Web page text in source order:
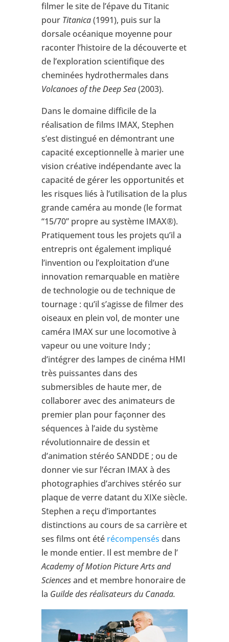
filmer le site de l’épave du Titanic
pour Titanica(1991), puis sur la
dorsale océanique moyenne pour
raconter l’histoire de la découverte et
de l’exploration scientifique des
cheminées hydrothermales dans
Volcanoes of the Deep Sea(2003).
Dans le domaine difficile de la
réalisation de films IMAX, Stephen
s’est distingué en démontrant une
capacité exceptionnelle à marier une
vision créative indépendante avec la
capacité de gérer les opportunités et
les risques liés à l’utilisation de la plus
grande caméra au monde (le format
“15/70” propre au système IMAX®).
Pratiquement tous les projets qu’il a
entrepris ont également impliqué
l’invention ou l’exploitation d’une
innovation remarquable en matière
de technologie ou de technique de
tournage : qu’il s’agisse de filmer des
oiseaux en plein vol, de monter une
caméra IMAX sur une locomotive à
vapeur ou une voiture Indy ;
d’intégrer des lampes de cinéma HMI
très puissantes dans des
submersibles de haute mer, de
collaborer avec des animateurs de
premier plan pour façonner des
séquences à l’aide du système
révolutionnaire de dessin et
d’animation stéréo SANDDE ; ou de
donner vie sur l’écran IMAX à des
photographies d’archives stéréo sur
plaque de verre datant du XIXe siècle.
Stephen a reçu d’importantes
distinctions au cours de sa carrière et
ses films ont été récompensés dans
le monde entier. Il est membre de l’
Academy of Motion Picture Arts and
Sciencesand et membre honoraire de
la Guilde des réalisateurs du Canada.